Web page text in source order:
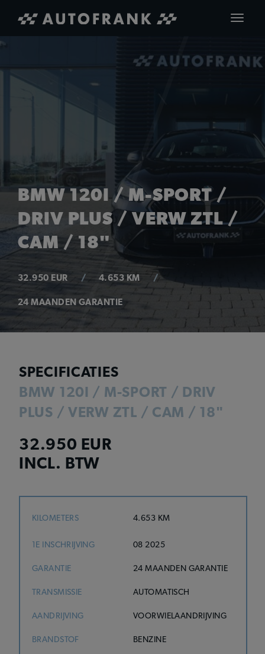
Toggle
BMW 120I / M-SPORT /
DRIV PLUS / VERW ZTL /
CAM / 18"
32.950 EUR 4.653 KM
24 MAANDEN GARANTIE
SPECIFICATIES
BMW 120I / M-SPORT / DRIV
PLUS / VERW ZTL / CAM / 18"
32.950 EUR
INCL. BTW
KILOMETERS 4.653 KM
1E INSCHRIJVING 08 2025
GARANTIE 24 MAANDEN GARANTIE
TRANSMISSIE AUTOMATISCH
AANDRIJVING VOORWIELAANDRIJVING
BRANDSTOF BENZINE